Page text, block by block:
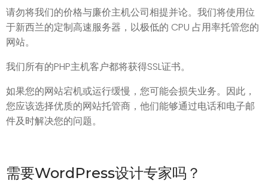
请勿将我们的价格与廉价主机公司相提并论。我们将使用位
于新西兰的定制高速服务器，以极低的 CPU 占用率托管您的
网站。
我们所有的PHP主机客户都将获得SSL证书。
如果您的网站宕机或运行缓慢，您可能会损失业务。因此，
您应该选择优质的网站托管商，他们能够通过电话和电子邮
件及时解决您的问题。
需要WordPress设计专家吗？